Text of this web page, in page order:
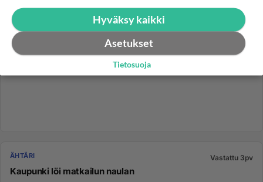
ÄHTÄRI Vastattu 3pv
Kaupunki löi matkailun naulan
Hyväksy kaikki
Asetukset
Tietosuoja